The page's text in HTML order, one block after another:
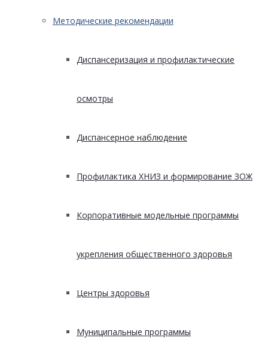
Методические рекомендации
Диспансеризация и профилактические
осмотры
Диспансерное наблюдение
Профилактика ХНИЗ и формирование ЗОЖ
Корпоративные модельные программы
укрепления общественного здоровья
Центры здоровья
Муниципальные программы